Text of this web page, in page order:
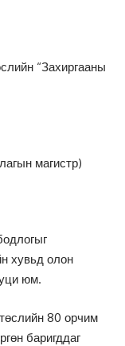
“Захиргааны
магистр)
хувьд олон
юм.
80 орчим
баригддаг